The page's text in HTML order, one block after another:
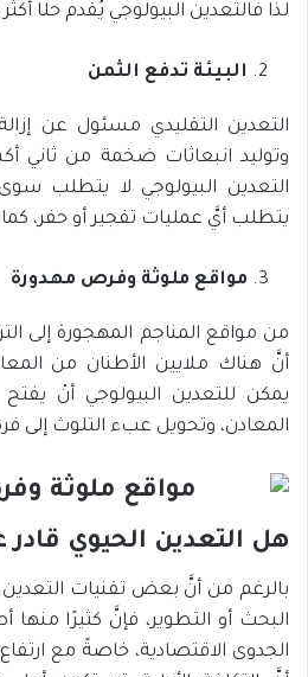
لذا فالتعدين البيولوجي يُقدم حلًّا
البيئة تدفع الثمن
التعدين التقليدي مسئول عن إزالة
وتوليد انبعاثات ضخمة من ثاني
التعدين البيولوجي لا يتطلب
يتطلب أيَّ عمليات تفجير أو حفر،
مواقع ملوثة وفرص مهدورة
من مواقع المناجم المهجورة إلى
أنَّ هناك ملايين الأطنان من
يمكن للتعدين البيولوجي أنْ
المعادن، وتحويل عبء التلوث إلى
هل التعدين الحيوي قادر
بالرغم من أنَّ بعض تقنيات التعدين
البحث أو التطوير، فإنَّ كثيرًا
الجدوى الاقتصادية، خاصةً مع